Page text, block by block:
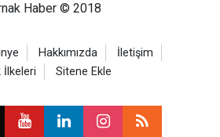
Haber © 2018
Hakkımızda
İletişim
İlkeleri
Sitene Ekle